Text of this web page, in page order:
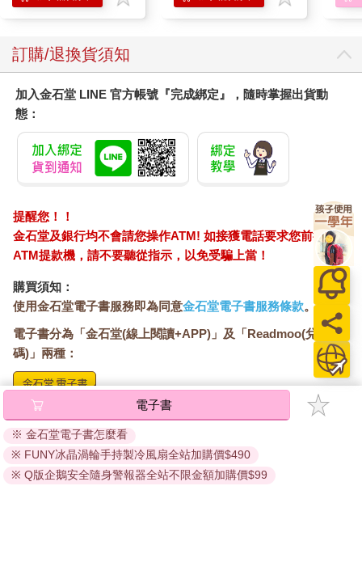
「不，所謂『雲從龍，風從虎』，雲氣圍繞著龍，龍能吐出雷
「不過我可以斬釘截鐵的告訴你們，這一定跟白虎有關。」
「『天之四靈』中的白虎嗎？」丹青問。
（摘錄自〈第一章 妖風狂襲全球〉）
訂購/退換貨須知
加入金石堂 LINE 官方帳號『完成綁定』，隨時掌握出貨動
態：
提醒您！！
金石堂及銀行均不會請您操作ATM! 如接獲電話要求您前往
ATM提款機，請不要聽從指示，以免受騙上當！
購買須知：
使用金石堂電子書服務即為同意金石堂電子書服務條款。
電子書分為「金石堂(線上閱讀+APP)」及「Readmoo(兌換
碼)」兩種：
將儲存於會員中心→電子書服務「我的e書櫃」，點選線上
閱讀直接開啟閱讀。
線上閱讀：
建議使用Chrome、Microsoft Edge 有較佳的線上瀏覽效
電子書
※ 金石堂電子書怎麼看
※ FUNY冰晶渦輪手持製冷風扇全站加購價$490
※ Q版企鵝安全隨身警報器全站不限金額加購價$99